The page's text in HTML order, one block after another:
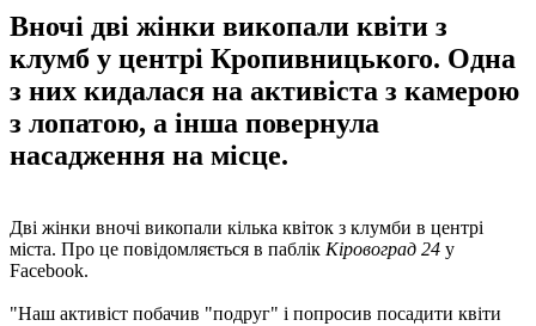
Вночі дві жінки викопали квіти з
клумб у центрі Кропивницького. Одна
з них кидалася на активіста з камерою
з лопатою, а інша повернула
насадження на місце.
Дві жінки вночі викопали кілька квіток з клумби в центрі
міста. Про це повідомляється в паблік Кіровоград 24 у
Facebook.
"Наш активіст побачив "подруг" і попросив посадити квіти